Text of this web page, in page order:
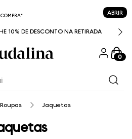
ABRIR
10% DE DESCONTO NA RETIRADA
0
Roupas Jaquetas